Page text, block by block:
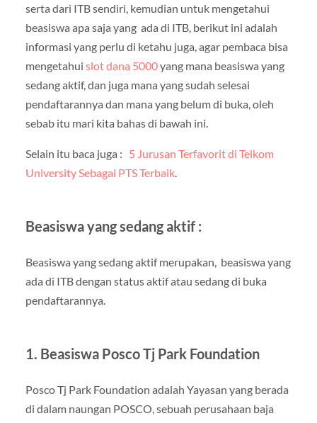
serta dari ITB sendiri, kemudian untuk mengetahui
beasiswa apa saja yang ada di ITB, berikut ini adalah
informasi yang perlu di ketahu juga, agar pembaca bisa
mengetahui slot dana 5000yang mana beasiswa yang
sedang aktif, dan juga mana yang sudah selesai
pendaftarannya dan mana yang belum di buka, oleh
sebab itu mari kita bahas di bawah ini.
Selain itu baca juga : 5 Jurusan Terfavorit di Telkom
University Sebagai PTS Terbaik.
Beasiswa yang sedang aktif :
Beasiswa yang sedang aktif merupakan, beasiswa yang
ada di ITB dengan status aktif atau sedang di buka
pendaftarannya.
1. Beasiswa Posco Tj Park Foundation
Posco Tj Park Foundation adalah Yayasan yang berada
di dalam naungan POSCO, sebuah perusahaan baja